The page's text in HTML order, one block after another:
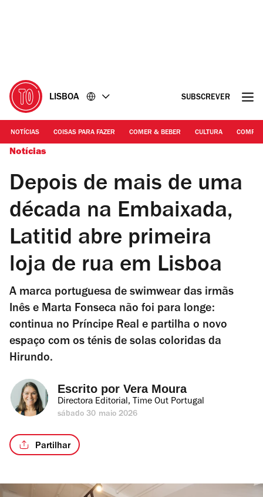
LISBOA SUBSCREVER
NOTÍCIAS COISAS PARA FAZER COMER & BEBER CULTURA
Notícias
Depois de mais de uma
década na Embaixada,
Latitid abre primeira
loja de rua em Lisboa
A marca portuguesa de swimwear das irmãs
Inês e Marta Fonseca não foi para longe:
continua no Príncipe Real e partilha o novo
espaço com os ténis de solas coloridas da
Hirundo.
Escrito por Vera Moura
Directora Editorial, Time Out Portugal
sábado 30 maio 2026
Partilhar